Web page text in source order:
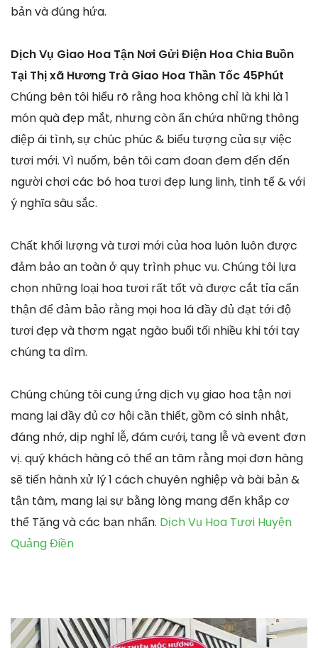
bản và đúng hứa.
Dịch Vụ Giao Hoa Tận Nơi Gửi Điện Hoa Chia Buồn
Tại Thị xã Hương Trà Giao Hoa Thần Tốc 45Phút
Chúng bên tôi hiểu rõ rằng hoa không chỉ là khi là 1
món quà đẹp mắt, nhưng còn ẩn chứa những thông
điệp ái tình, sự chúc phúc & biểu tượng của sự việc
tươi mới. Vì nuốm, bên tôi cam đoan đem đến đến
người chơi các bó hoa tươi đẹp lung linh, tinh tế & với
ý nghĩa sâu sắc.
Chất khối lượng và tươi mới của hoa luôn luôn được
đảm bảo an toàn ở quy trình phục vụ. Chúng tôi lựa
chọn những loại hoa tươi rất tốt và được cắt tỉa cẩn
thận để đảm bảo rằng mọi hoa lá đầy đủ đạt tới độ
tươi đẹp và thơm ngạt ngào buổi tối nhiều khi tới tay
chúng ta dìm.
Chúng chúng tôi cung ứng dịch vụ giao hoa tận nơi
mang lại đầy đủ cơ hội cần thiết, gồm có sinh nhật,
đáng nhớ, dịp nghỉ lễ, đám cưới, tang lễ và event đơn
vị. quý khách hàng có thể an tâm rằng mọi đơn hàng
sẽ tiến hành xử lý 1 cách chuyên nghiệp và bài bản &
tận tâm, mang lại sự bằng lòng mang đến khắp cơ
thể Tặng và các bạn nhấn. Dịch Vụ Hoa Tươi Huyện
Quảng Điền